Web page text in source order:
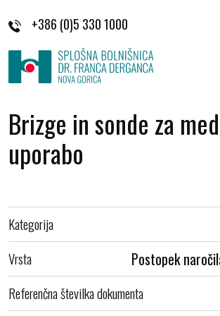
+386 (0)5 330 1000
Brizge in sonde za
uporabo
Kategorija
Vrsta Postopek
Referenčna številka dokumenta